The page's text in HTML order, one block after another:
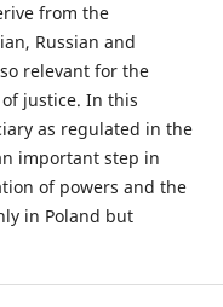
from the
Russian and
relevant for the
justice. In this
as regulated in the
important step in
of powers and the
in Poland but